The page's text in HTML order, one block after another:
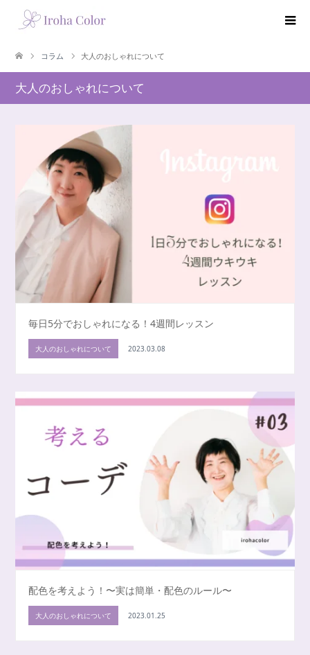
コラム 大人のおしゃれについて
大人のおしゃれについて
毎日5分でおしゃれになる！4週間レッスン
大人のおしゃれについて 2023.03.08
配色を考えよう！〜実は簡単・配色のルール〜
大人のおしゃれについて 2023.01.25